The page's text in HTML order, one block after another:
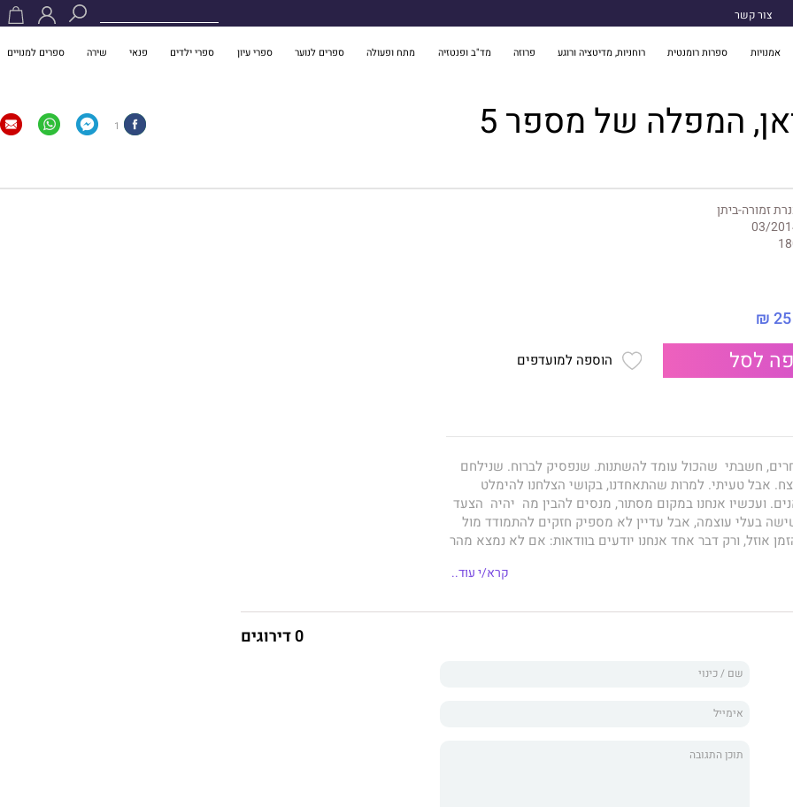
צור קשר
אמנויות ספרות רומנטית רוחניות, מדיטציה ורוגע פרוזה מד"ב ופנטזיה מתח ופעולה ספרים לנוער ספרי עיון ספרי ילדים פנאי שירה ספרים למנויים
המפלה של מספר 5 1
זמורה-ביתן
03/
25 ₪
לסל הוספה למועדפים
חשבתי שהכול עומד להשתנות. שנפסיק לברוח. שנילחם
אבל טעיתי. למרות שהתאחדנו, בקושי הצלחנו להימלט
ועכשיו אנחנו במקום מסתור, מנסים להבין מה יהיה הצעד
בעלי עוצמה, אבל עדיין לא מספיק חזקים להתמודד מול
אוזל, ורק דבר אחד אנחנו יודעים בוודאות: אם לא נמצא מהר
מספר שלוש בקניה. אני מספר ארבע. הייתי אמור להיות הבא
כבר שתים-עשרה שנים ומתכונן למלחמה הגורלית. מקום
נפילתו של מספר חמש הוא ספר פעולה עתידני, הרביעי בסדרת
הראשון בסדרה, אני מספר ארבע, שזכה לעיבוד קולנועי.
קרא/י עוד..
0 דירוגים